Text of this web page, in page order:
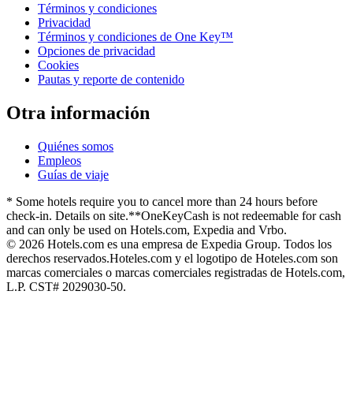
Términos y condiciones
Privacidad
Términos y condiciones de One Key™
Opciones de privacidad
Cookies
Pautas y reporte de contenido
Otra información
Quiénes somos
Empleos
Guías de viaje
* Some hotels require you to cancel more than 24 hours before
check-in. Details on site.**OneKeyCash is not redeemable for cash
and can only be used on Hotels.com, Expedia and Vrbo.
© 2026 Hotels.com es una empresa de Expedia Group. Todos los
derechos reservados.Hoteles.com y el logotipo de Hoteles.com son
marcas comerciales o marcas comerciales registradas de Hotels.com,
L.P. CST# 2029030-50.